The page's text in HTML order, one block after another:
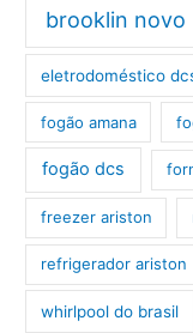
brooklin novo
eletrodoméstico
fogão amana
fogão dcs
freezer ariston
refrigerador ariston
whirlpool do brasil